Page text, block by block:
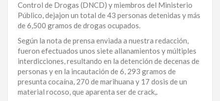
SAN
JUAN
LA
ALTAGRACIA
PUERTO
PLATA
Control de Drogas (DNCD) y miembros del Ministerio
Público, dejajon un total de 43 personas detenidas y más
de 6,500 gramos de drogas ocupados.
Según la nota de prensa enviada a nuestra redacción,
fueron efectuados unos siete allanamientos y múltiples
interdicciones, resultando en la detención de decenas de
personas y en la incautación de 6, 293 gramos de
presunta cocaína, 270 de marihuana y 17 dosis de un
material rocoso, que aparenta ser de crack,.